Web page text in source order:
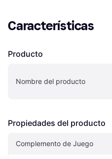
Características
Producto
Nombre del producto
Propiedades del producto
Complemento de Juego